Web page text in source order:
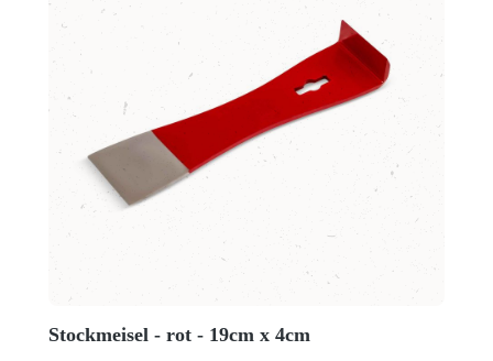
Stockmeisel - rot - 19cm x 4cm